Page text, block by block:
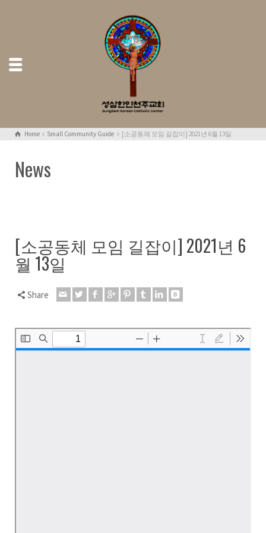
Home Small Community Guide [소공동체 모임 길잡이] 2021년 6월 13일
News
[소공동체 모임 길잡이] 2021년 6
월 13일
Share